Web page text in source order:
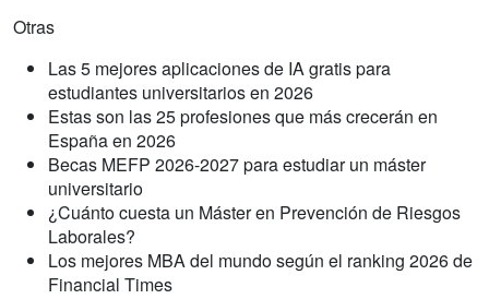
Otras
Las 5 mejores aplicaciones de IA gratis para
estudiantes universitarios en 2026
Estas son las 25 profesiones que más crecerán en
España en 2026
Becas MEFP 2026-2027 para estudiar un máster
universitario
¿Cuánto cuesta un Máster en Prevención de Riesgos
Laborales?
Los mejores MBA del mundo según el ranking 2026 de
Financial Times